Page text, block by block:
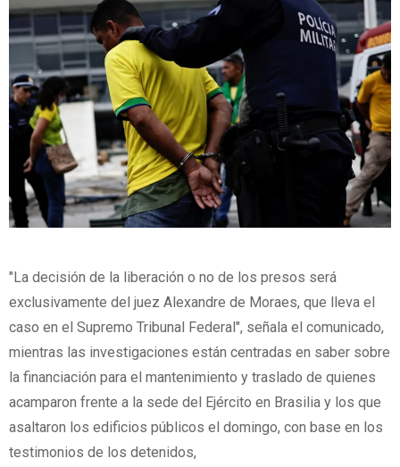
"La decisión de la liberación o no de los presos será
exclusivamente del juez Alexandre de Moraes, que lleva el
caso en el Supremo Tribunal Federal", señala el comunicado,
mientras las investigaciones están centradas en saber sobre
la financiación para el mantenimiento y traslado de quienes
acamparon frente a la sede del Ejército en Brasilia y los que
asaltaron los edificios públicos el domingo, con base en los
testimonios de los detenidos,